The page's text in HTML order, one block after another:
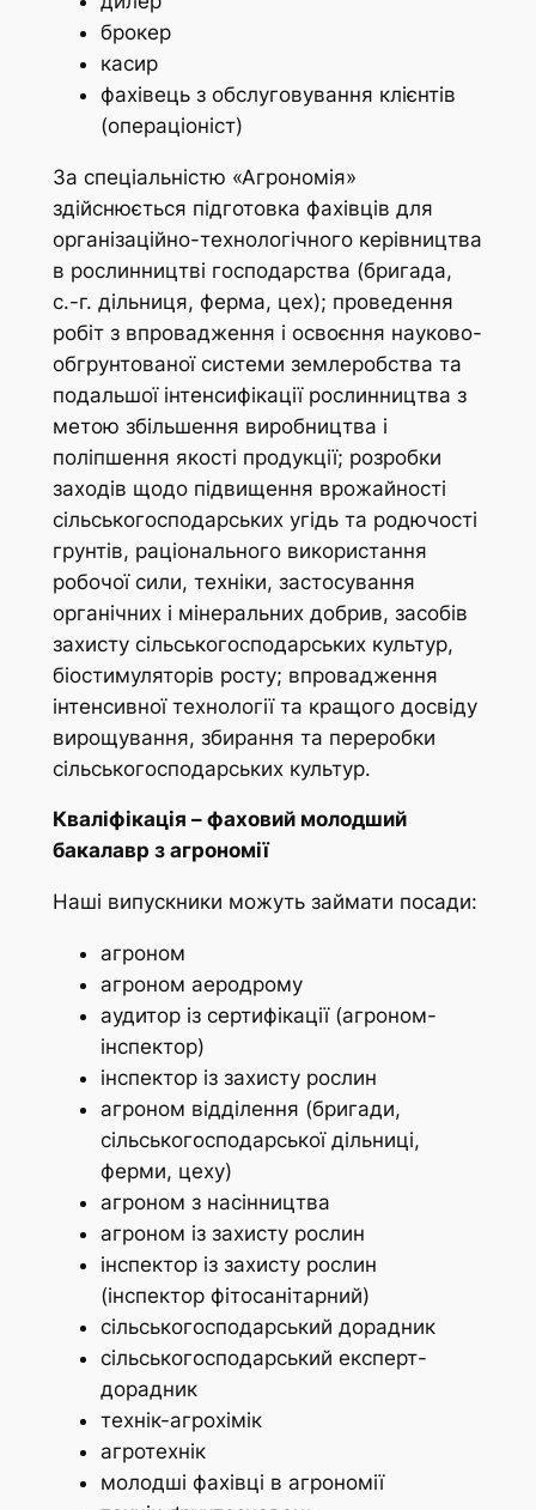
брокер
касир
фахівець з обслуговування клієнтів
(операціоніст)
За спеціальністю «Агрономія»
здійснюється підготовка фахівців для
організаційно-технологічного керівництва
в рослинництві господарства (бригада,
с.-г. дільниця, ферма, цех); проведення
робіт з впровадження і освоєння науково-
обгрунтованої системи землеробства та
подальшої інтенсифікації рослинництва з
метою збільшення виробництва і
поліпшення якості продукції; розробки
заходів щодо підвищення врожайності
сільськогосподарських угідь та родючості
грунтів, раціонального використання
робочої сили, техніки, застосування
органічних і мінеральних добрив, засобів
захисту сільськогосподарських культур,
біостимуляторів росту; впровадження
інтенсивної технології та кращого досвіду
вирощування, збирання та переробки
сільськогосподарських культур.
Кваліфікація – фаховий молодший
бакалавр з агрономії
Наші випускники можуть займати посади:
агроном
агроном аеродрому
аудитор із сертифікації (агроном-
інспектор)
інспектор із захисту рослин
агроном відділення (бригади,
сільськогосподарської дільниці,
ферми, цеху)
агроном з насінництва
агроном із захисту рослин
інспектор із захисту рослин
(інспектор фітосанітарний)
сільськогосподарський дорадник
сільськогосподарський експерт-
дорадник
технік-агрохімік
агротехнік
молодші фахівці в агрономії